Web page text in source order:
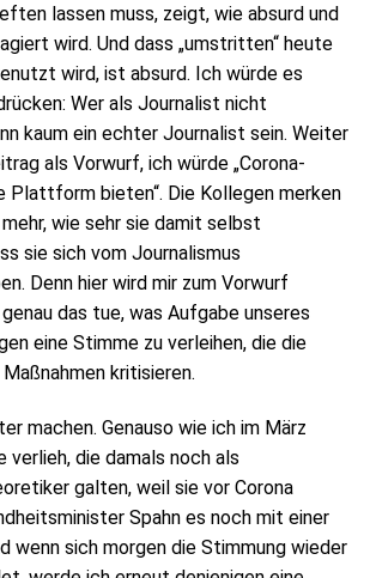
lassen muss, zeigt, wie absurd und
wird. Und dass „umstritten“ heute
wird, ist absurd. Ich würde es
Wer als Journalist nicht
kaum ein echter Journalist sein. Weiter
als Vorwurf, ich würde „Corona-
Plattform bieten“. Die Kollegen merken
wie sehr sie damit selbst
sie sich vom Journalismus
Denn hier wird mir zum Vorwurf
das tue, was Aufgabe unseres
eine Stimme zu verleihen, die die
kritisieren.
machen. Genauso wie ich im März
verlieh, die damals noch als
galten, weil sie vor Corona
Spahn es noch mit einer
wenn sich morgen die Stimmung wieder